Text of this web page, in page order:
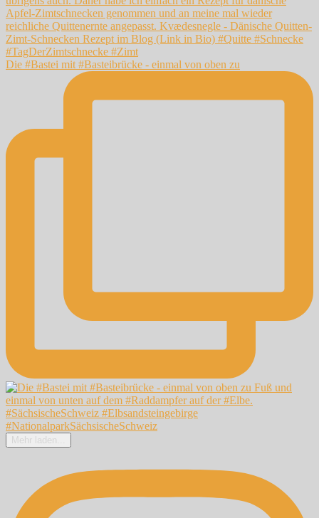
Die #Bastei mit #Basteibrücke - einmal von oben zu
Mehr laden...